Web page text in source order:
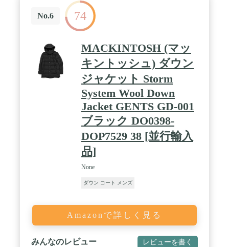
る設計で、羽織としても様になる1枚 ・上下オープ
ンのファスナーやドット釦の留める位置などでフロ
ントの表情をアレンジ ・首元が窮屈にならないよう
ほどよいゆとりを確保 ―FABRIC― ・軽量化に配慮
・革の風合いをキープしつつ、軽さを追求 ・ クロ
ムなめしを施し、薄いワックスで仕上げたレザー ・
上品な艶を楽しめる1着 / ―FABRIC (羽毛)― ・一般
的なダックと比べ長時間の飼育期間を有するフレン
チダックを使用 ・かさ高に富んだ良質な羽毛 ・国
内で丁寧に洗浄/乾燥/選別した独自のフレッシュア
ップ加工(R) ・軽量性・保温性が高く、綺麗が長持
ちする上質なダウン ・長く衛生的に使用する・今季
から採用したファインバブル活性水で更にきれいな
羽毛 NANO universe（ナノ・ユニバース） nishikawa
DOWN(R) 創業450周年を超える歴史ある寝具メーカ
ー西川株式会社とnano・universeの毎シーズン大好評
No.6 74
MACKINTOSH (マッ
キントッシュ) ダウン
ジャケット Storm
System Wool Down
Jacket GENTS GD-001
ブラック DO0398-
DOP7529 38 [並行輸入
品]
None
ダウン コート メンズ
Amazonで詳しく見る
みんなのレビュー レビューを書く